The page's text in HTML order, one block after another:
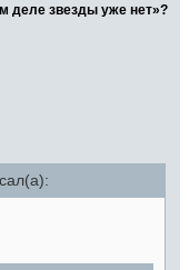
деле звезды уже нет»?